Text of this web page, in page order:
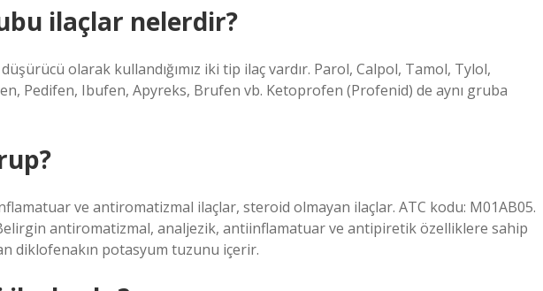
ilaçlar nelerdir?
olarak kullandığımız iki tip ilaç vardır. Parol, Calpol, Tamol, Tylol,
Pedifen, Ibufen, Apyreks, Brufen vb. Ketoprofen (Profenid) de aynı gruba
ve antiromatizmal ilaçlar, steroid olmayan ilaçlar. ATC kodu: M01AB05.
Belirgin antiromatizmal, analjezik, antiinflamatuar ve antipiretik özelliklere sahip
diklofenakın potasyum tuzunu içerir.